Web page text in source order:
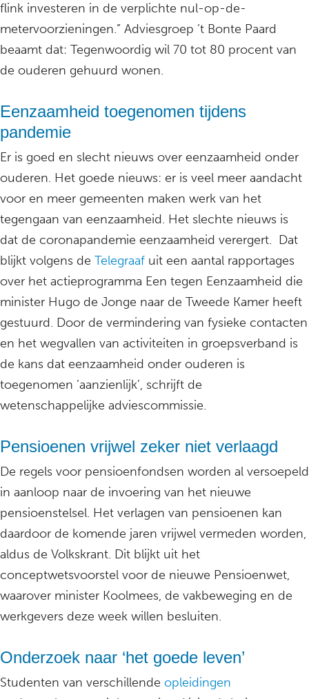
flink investeren in de verplichte nul-op-de-
metervoorzieningen.” Adviesgroep ’t Bonte Paard
beaamt dat: Tegenwoordig wil 70 tot 80 procent van
de ouderen gehuurd wonen.
Eenzaamheid toegenomen tijdens
pandemie
Er is goed en slecht nieuws over eenzaamheid onder
ouderen. Het goede nieuws: er is veel meer aandacht
voor en meer gemeenten maken werk van het
tegengaan van eenzaamheid. Het slechte nieuws is
dat de coronapandemie eenzaamheid verergert. Dat
blijkt volgens de Telegraaf uit een aantal rapportages
over het actieprogramma Een tegen Eenzaamheid die
minister Hugo de Jonge naar de Tweede Kamer heeft
gestuurd. Door de vermindering van fysieke contacten
en het wegvallen van activiteiten in groepsverband is
de kans dat eenzaamheid onder ouderen is
toegenomen ’aanzienlijk’, schrijft de
wetenschappelijke adviescommissie.
Pensioenen vrijwel zeker niet verlaagd
De regels voor pensioenfondsen worden al versoepeld
in aanloop naar de invoering van het nieuwe
pensioenstelsel. Het verlagen van pensioenen kan
daardoor de komende jaren vrijwel vermeden worden,
aldus de Volkskrant. Dit blijkt uit het
conceptwetsvoorstel voor de nieuwe Pensioenwet,
waarover minister Koolmees, de vakbeweging en de
werkgevers deze week willen besluiten.
Onderzoek naar ‘het goede leven’
Studenten van verschillende opleidingen